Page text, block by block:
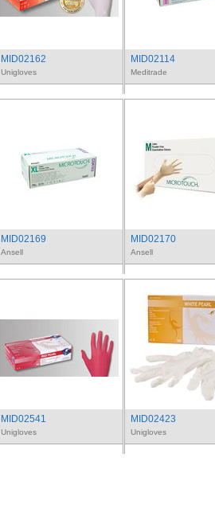
MID02162
Unigloves
MID02114
Meditrade
MID02169
Ansell
MID02170
Ansell
MID02541
Unigloves
MID02423
Unigloves